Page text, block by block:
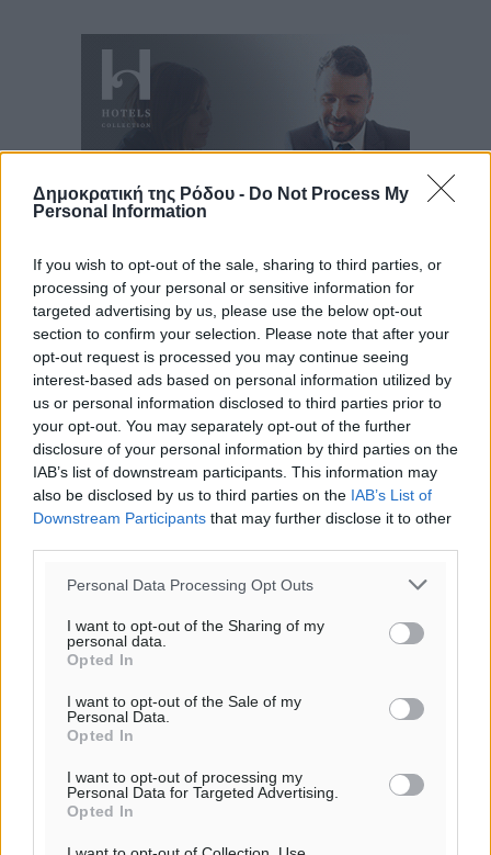
Δημοκρατική της Ρόδου - Do Not Process My
Personal Information
If you wish to opt-out of the sale, sharing to third parties, or
processing of your personal or sensitive information for
targeted advertising by us, please use the below opt-out
section to confirm your selection. Please note that after your
opt-out request is processed you may continue seeing
interest-based ads based on personal information utilized by
us or personal information disclosed to third parties prior to
your opt-out. You may separately opt-out of the further
disclosure of your personal information by third parties on the
IAB’s list of downstream participants. This information may
also be disclosed by us to third parties on the IAB’s List of
Downstream Participants that may further disclose it to other
Personal Data Processing Opt Outs
I want to opt-out of the Sharing of my
personal data.
Opted In
I want to opt-out of the Sale of my
Personal Data.
Opted In
I want to opt-out of processing my
Personal Data for Targeted Advertising.
Opted In
Ροή ειδήσεων
Η Meridiam ξεκλειδώνει τις έρευνες βυθού στη
θαλάσσια περιοχή Κάσου και Καρπάθου
Τοπικές Ειδήσεις• πριν 10 ώρες
Παρουσίαση βιβλίου του Α. Χατζημιχαήλ – Τιμητική
εκδήλωση για τους αυτοδιοικητικούς της Κω
Εγκρίθηκε η ηλεκτρική διασύνδεση Ρόδου και Κω
μέσω υποβρύχιων καλωδίων με την ηπειρωτική
Ελλάδα
Τοπικές Ειδήσεις• πριν 11 ώρες
στην Πάτμο
Τοπικές Ειδήσεις